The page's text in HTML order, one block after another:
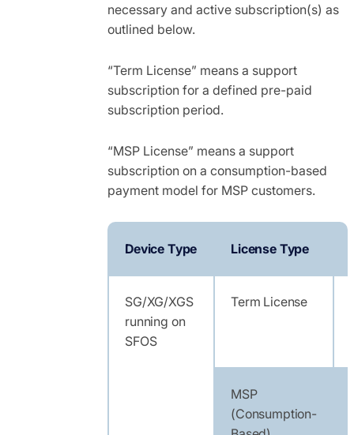
necessary and active subscription(s) as
outlined below.
“Term License” means a support
subscription for a defined pre-paid
subscription period.
“MSP License” means a support
subscription on a consumption-based
payment model for MSP customers.
Device Type License Type
SG/XG/XGS
running on
SFOS
Term License
MSP
(Consumption-